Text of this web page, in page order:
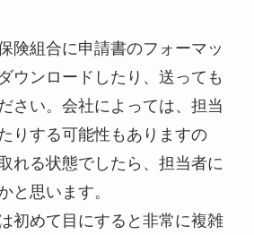
険組合に申請書のフォーマッ
ウンロードしたり、送っても
さい。会社によっては、担当
りする可能性もありますの
れる状態でしたら、担当者に
と思います。
初めて目にすると非常に複雑